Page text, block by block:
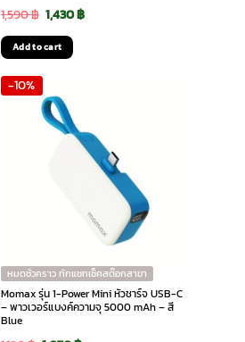
1,590฿ Original
price
was:
1,430฿Current
Add to cart
-10%
หมดชั่วคราว ทักแชทเช็คสต๊อกสาขา
Momax รุ่น 1-Power Mini หัวชาร์จ USB-C
– พาวเวอร์แบงค์ความจุ 5000 mAh – สี
Blue